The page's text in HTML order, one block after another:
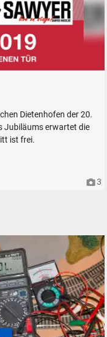
Dietenhofen der 20.
Jubiläums erwartet die
ist frei.
3